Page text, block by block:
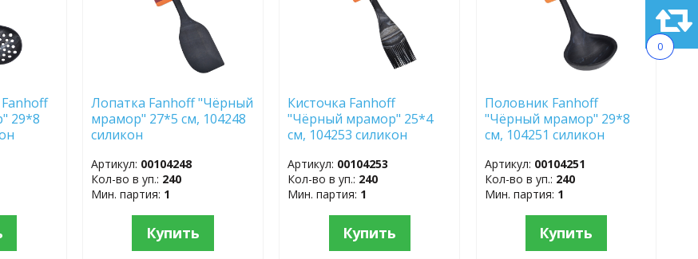
0
29*8
Лопатка Fanhoff "Чёрный
мрамор" 27*5 см, 104248
силикон
Артикул: 00104248
Кол-во в уп.: 240
Мин. партия: 1
Купить
Кисточка Fanhoff
"Чёрный мрамор" 25*4
см, 104253 силикон
Артикул: 00104253
Кол-во в уп.: 240
Мин. партия: 1
Купить
Половник Fanhoff
"Чёрный мрамор" 29*8
см, 104251 силикон
Артикул: 00104251
Кол-во в уп.: 240
Мин. партия: 1
Купить